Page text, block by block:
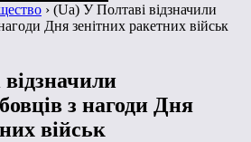
› (Ua) У Полтаві відзначили
Дня зенітних ракетних військ
з нагоди Дня
військ